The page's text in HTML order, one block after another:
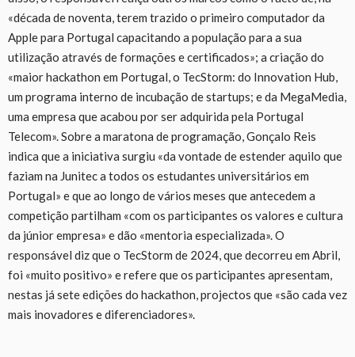
«década de noventa, terem trazido o primeiro computador da
Apple para Portugal capacitando a população para a sua
utilização através de formações e certificados»; a criação do
«maior hackathon em Portugal, o TecStorm: do Innovation Hub,
um programa interno de incubação de startups; e da MegaMedia,
uma empresa que acabou por ser adquirida pela Portugal
Telecom». Sobre a maratona de programação, Gonçalo Reis
indica que a iniciativa surgiu «da vontade de estender aquilo que
faziam na Junitec a todos os estudantes universitários em
Portugal» e que ao longo de vários meses que antecedem a
competição partilham «com os participantes os valores e cultura
da júnior empresa» e dão «mentoria especializada». O
responsável diz que o TecStorm de 2024, que decorreu em Abril,
foi «muito positivo» e refere que os participantes apresentam,
nestas já sete edições do hackathon, projectos que «são cada vez
mais inovadores e diferenciadores».